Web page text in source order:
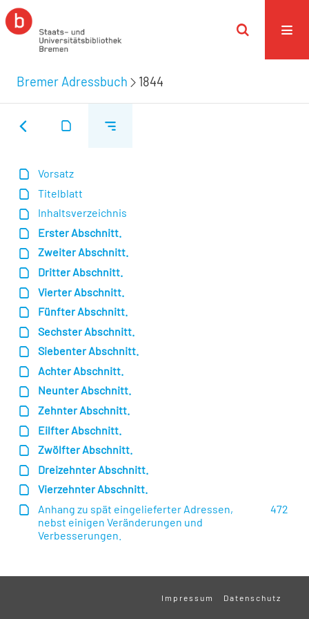
Bremer Adressbuch 1844
Vorsatz
Titelblatt
Inhaltsverzeichnis
Erster Abschnitt.
Zweiter Abschnitt.
Dritter Abschnitt.
Vierter Abschnitt.
Fünfter Abschnitt.
Sechster Abschnitt.
Siebenter Abschnitt.
Achter Abschnitt.
Neunter Abschnitt.
Zehnter Abschnitt.
Eilfter Abschnitt.
Zwölfter Abschnitt.
Dreizehnter Abschnitt.
Vierzehnter Abschnitt.
472
Anhang zu spät eingelieferter Adressen,
nebst einigen Veränderungen und
Verbesserungen.
Impressum Datenschutz